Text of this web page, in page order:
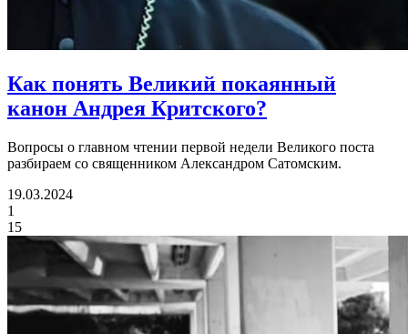
Как понять Великий покаянный
канон Андрея Критского?
Вопросы о главном чтении первой недели Великого поста
разбираем со священником Александром Сатомским.
19.03.2024
1
15